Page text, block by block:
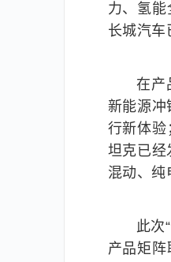
力、氢
长城汽车
在产
新能源冲
行新体验
坦克已经
混动、纯
此次
产品矩